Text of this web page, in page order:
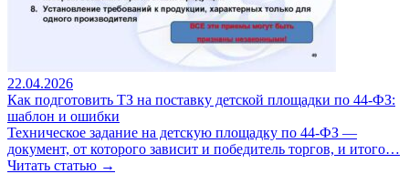
22.04.2026
Как подготовить ТЗ на поставку детской площадки по 44-ФЗ:
шаблон и ошибки
Техническое задание на детскую площадку по 44-ФЗ —
документ, от которого зависит и победитель торгов, и итого…
Читать статью →